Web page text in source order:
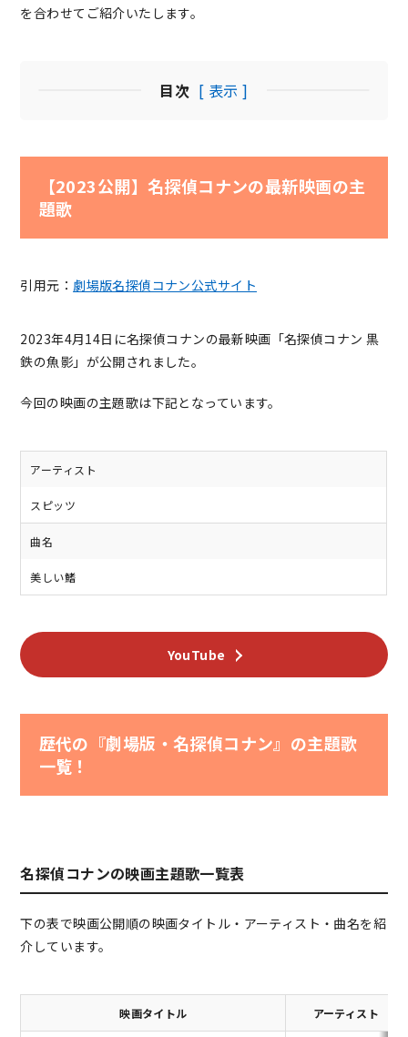
を合わせてご紹介いたします。
目次 [ 表示 ]
【2023公開】名探偵コナンの最新映画の主
題歌
引用元： 劇場版名探偵コナン公式サイト
2023年4月14日に名探偵コナンの最新映画「名探偵コナン 黒
鉄の魚影」が公開されました。
今回の映画の主題歌は下記となっています。
アーティスト
スピッツ
曲名
美しい鰭
YouTube
歴代の『劇場版・名探偵コナン』の主題歌
一覧！
名探偵コナンの映画主題歌一覧表
下の表で映画公開順の映画タイトル・アーティスト・曲名を紹
介しています。
映画タイトル アーティスト